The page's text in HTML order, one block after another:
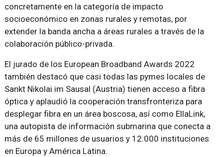
concretamente en la categoría de impacto
socioeconómico en zonas rurales y remotas, por
extender la banda ancha a áreas rurales a través de la
colaboración público-privada.
El jurado de los European Broadband Awards 2022
también destacó que casi todas las pymes locales de
Sankt Nikolai im Sausal (Austria) tienen acceso a fibra
óptica y aplaudió la cooperación transfronteriza para
desplegar fibra en un área boscosa, así como EllaLink,
una autopista de información submarina que conecta a
más de 65 millones de usuarios y 12.000 instituciones
en Europa y América Latina.